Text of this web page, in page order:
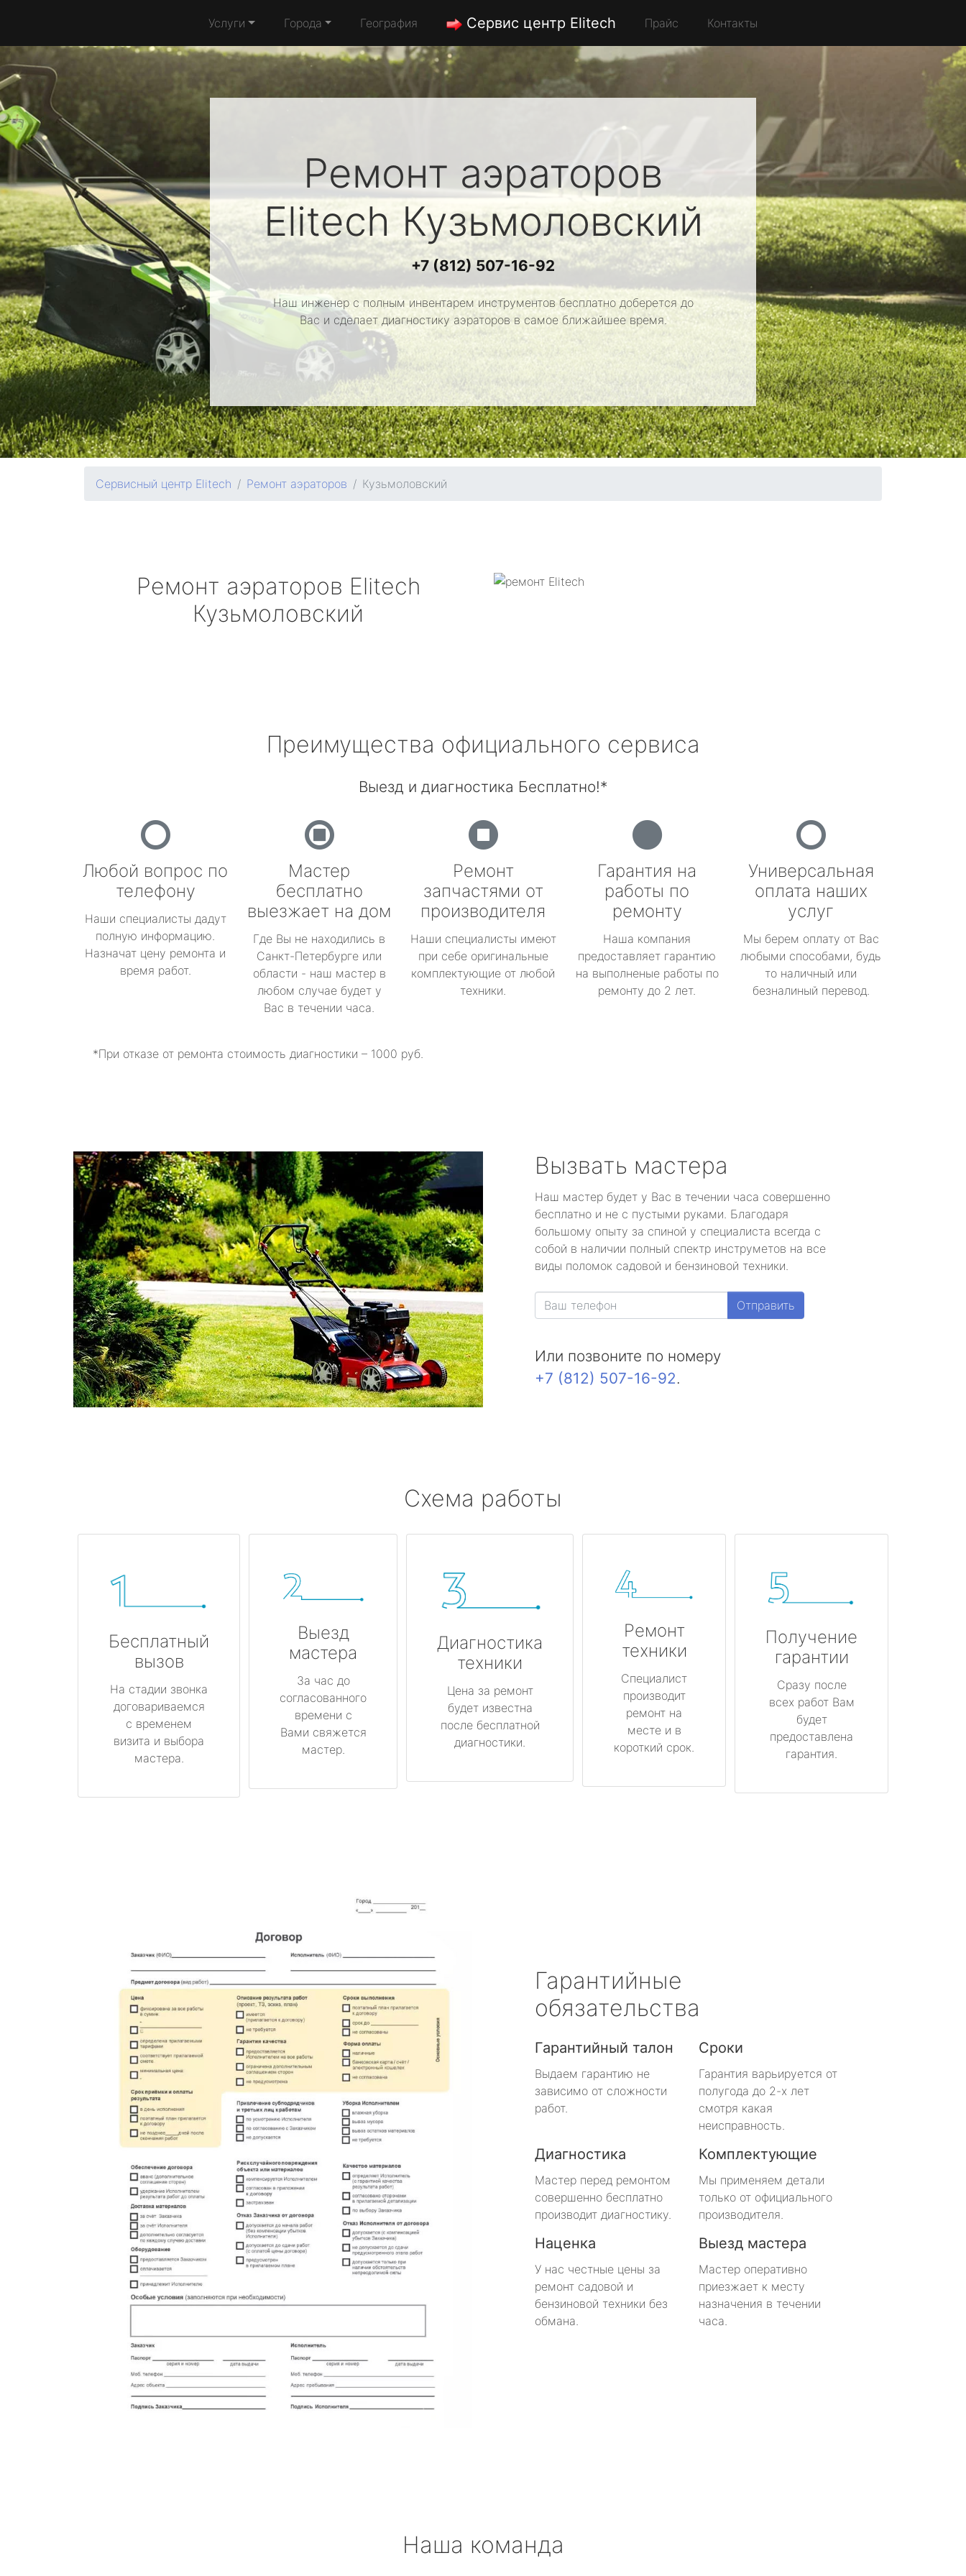
Услуги Города География Сервис центр Elitech Прайс Контакты
Ремонт аэраторов
Elitech Кузьмоловский
+7 (812) 507-16-92
Наш инженер с полным инвентарем инструментов бесплатно доберется до
Вас и сделает диагностику аэраторов в самое ближайшее время.
Сервисный центр Elitech Ремонт аэраторов Кузьмоловский
Ремонт аэраторов Elitech
Кузьмоловский
Преимущества официального сервиса
Выезд и диагностика Бесплатно!*
Любой вопрос по
телефону
Наши специалисты дадут
полную информацию.
Назначат цену ремонта и
время работ.
Мастер
бесплатно
выезжает на дом
Где Вы не находились в
Санкт-Петербурге или
области - наш мастер в
любом случае будет у
Вас в течении часа.
Ремонт
запчастями от
производителя
Наши специалисты имеют
при себе оригинальные
комплектующие от любой
техники.
Гарантия на
работы по
ремонту
Наша компания
предоставляет гарантию
на выполненые работы по
ремонту до 2 лет.
Универсальная
оплата наших
услуг
Мы берем оплату от Вас
любыми способами, будь
то наличный или
безналиный перевод.
*При отказе от ремонта стоимость диагностики – 1000 руб.
Вызвать мастера
Наш мастер будет у Вас в течении часа совершенно
бесплатно и не с пустыми руками. Благодаря
большому опыту за спиной у специалиста всегда с
собой в наличии полный спектр инструметов на все
виды поломок садовой и бензиновой техники.
Отправить
Или позвоните по номеру
+7 (812) 507-16-92.
Схема работы
Бесплатный
вызов
На стадии звонка
договариваемся
с временем
визита и выбора
мастера.
Выезд
мастера
За час до
согласованного
времени с
Вами свяжется
мастер.
Диагностика
техники
Цена за ремонт
будет известна
после бесплатной
диагностики.
Ремонт
техники
Специалист
производит
ремонт на
месте и в
короткий срок.
Получение
гарантии
Сразу после
всех работ Вам
будет
предоставлена
гарантия.
Гарантийные
обязательства
Гарантийный талон
Выдаем гарантию не
зависимо от сложности
работ.
Сроки
Гарантия варьируется от
полугода до 2-х лет
смотря какая
неисправность.
Диагностика
Мастер перед ремонтом
совершенно бесплатно
производит диагностику.
Комплектующие
Мы применяем детали
только от официального
производителя.
Наценка
У нас честные цены за
ремонт садовой и
бензиновой техники без
обмана.
Выезд мастера
Мастер оперативно
приезжает к месту
назначения в течении
часа.
Наша команда